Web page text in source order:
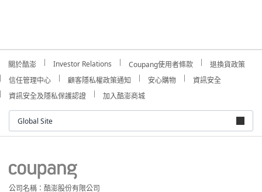
關於酷澎 Investor Relations Coupang使用者條款
退換貨政策
信任管理中心
顧客隱私權政策通知 安心購物
資訊安全
資訊安全及隱私保護認證
加入酷澎商城
Global Site
公司名稱：酷澎股份有限公司